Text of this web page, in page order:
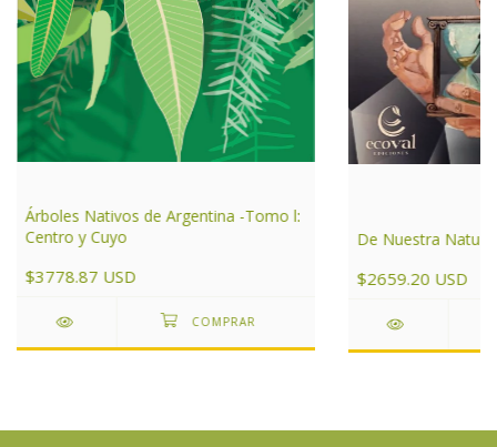
Árboles Nativos de Argentina -Tomo l:
Centro y Cuyo
$3778.87 USD
De Nuestra
$2659.20 USD